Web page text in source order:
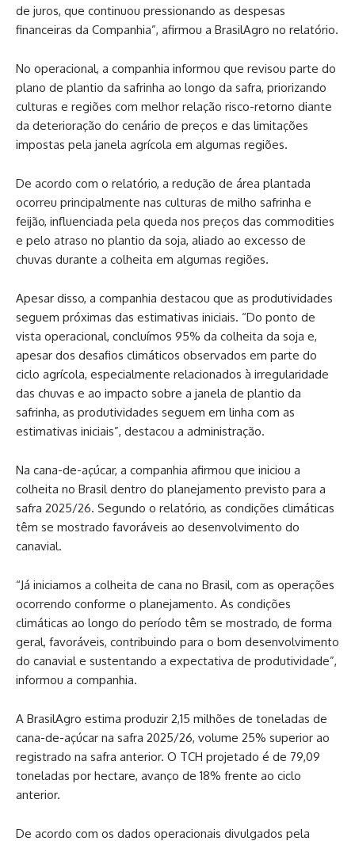
de juros, que continuou pressionando as despesas
financeiras da Companhia”, afirmou a BrasilAgro no relatório.
No operacional, a companhia informou que revisou parte do
plano de plantio da safrinha ao longo da safra, priorizando
culturas e regiões com melhor relação risco-retorno diante
da deterioração do cenário de preços e das limitações
impostas pela janela agrícola em algumas regiões.
De acordo com o relatório, a redução de área plantada
ocorreu principalmente nas culturas de milho safrinha e
feijão, influenciada pela queda nos preços das commodities
e pelo atraso no plantio da soja, aliado ao excesso de
chuvas durante a colheita em algumas regiões.
Apesar disso, a companhia destacou que as produtividades
seguem próximas das estimativas iniciais. “Do ponto de
vista operacional, concluímos 95% da colheita da soja e,
apesar dos desafios climáticos observados em parte do
ciclo agrícola, especialmente relacionados à irregularidade
das chuvas e ao impacto sobre a janela de plantio da
safrinha, as produtividades seguem em linha com as
estimativas iniciais”, destacou a administração.
Na cana-de-açúcar, a companhia afirmou que iniciou a
colheita no Brasil dentro do planejamento previsto para a
safra 2025/26. Segundo o relatório, as condições climáticas
têm se mostrado favoráveis ao desenvolvimento do
canavial.
“Já iniciamos a colheita de cana no Brasil, com as operações
ocorrendo conforme o planejamento. As condições
climáticas ao longo do período têm se mostrado, de forma
geral, favoráveis, contribuindo para o bom desenvolvimento
do canavial e sustentando a expectativa de produtividade”,
informou a companhia.
A BrasilAgro estima produzir 2,15 milhões de toneladas de
cana-de-açúcar na safra 2025/26, volume 25% superior ao
registrado na safra anterior. O TCH projetado é de 79,09
toneladas por hectare, avanço de 18% frente ao ciclo
anterior.
De acordo com os dados operacionais divulgados pela